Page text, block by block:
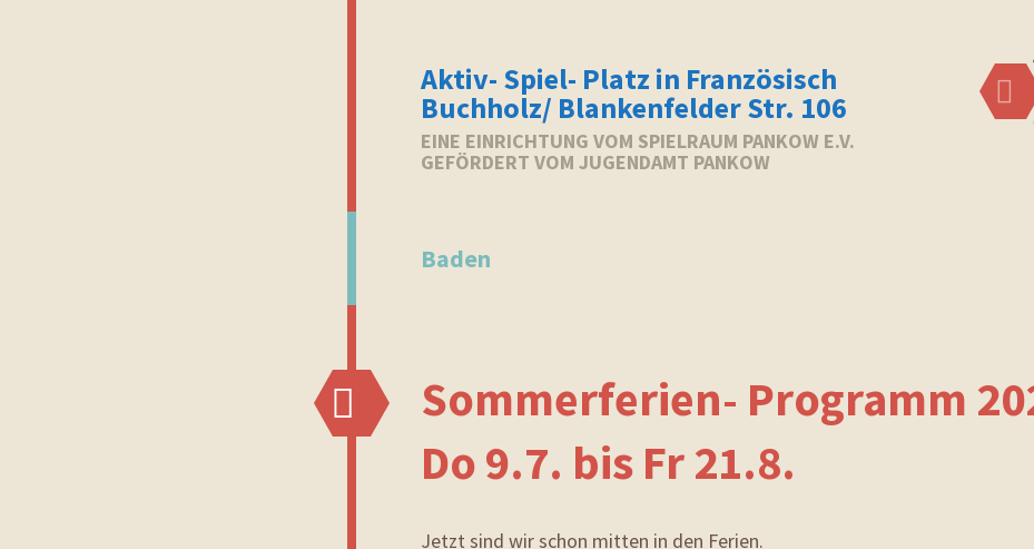
Aktiv- Spiel- Platz in Französisch
Buchholz/ Blankenfelder Str. 106
EINE EINRICHTUNG VOM SPIELRAUM PANKOW E.V.
GEFÖRDERT VOM JUGENDAMT PANKOW
Baden
Sommerferien- Programm
Do 9.7. bis Fr 21.8.
Jetzt sind wir schon mitten in den Ferien.